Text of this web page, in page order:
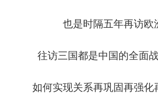
也是时隔五年再访欧
往访三国都是中国的全面
如何实现关系再巩固再强化